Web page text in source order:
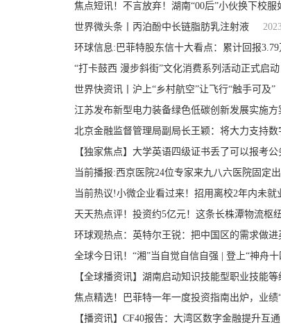
焦点短讯！不言放弃！湖南“00后”小伙换下校服
世界微头条丨丙泊酚中长链脂肪乳注射液
环球信息:巴菲特股东信十大看点：累计回报
“打卡鼓西 漫步斜街”文化消费系列活动正式启动
世界快资讯丨沪上“乡村航空”让飞行“触手可及”
江苏发布新型电力装备绿色低碳创新发展实施
北京金融监督管理局副局长王颖：将大力支持
【独家焦点】大学英语四级证书丢了可以报考
当前播报:西京医院24位专家来九八六医院固定出
当前热议!小微企业看过来！招用离校2年内未就
天天热点评！​投资约5亿元！这条长株潭物流枢
环球观热点：英特尔王锐：把中国区的需求做进
全球今日讯！“湘”当自觉自信自强 | 登上“神舟
【全球播资讯】湖南启动知识技能型职业技能
焦点精选！巴菲特一年一度投资指南出炉，业绩
【播资讯】CF40报告：大湾区数字金融提升互